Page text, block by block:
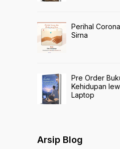
Perihal
Sirna
Pre Order
Kehidupan
Laptop
Arsip Blog